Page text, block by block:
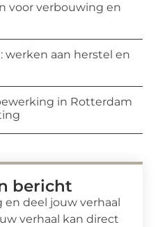
voor verbouwing en
werken aan herstel en
in Rotterdam
bericht
deel jouw verhaal
verhaal kan direct